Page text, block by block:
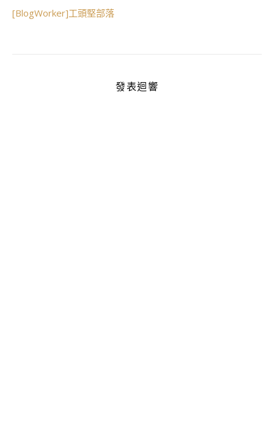
[BlogWorker]工頭堅部落
發表迴響